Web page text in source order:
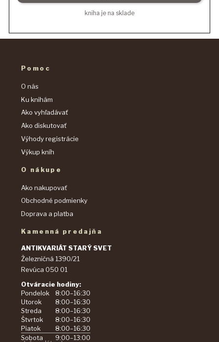
kniha je na sklade
Pomoc
O nás
Ku knihám
Ako vyhľadávať
Ako diskutovať
Výhody registrácie
Výkup kníh
O nákupe
Ako nakupovať
Obchodné podmienky
Doprava a platba
Kamenná predajňa
ANTIKVARIÁT STARÝ SVET
Železničná 1390/21
Revúca 050 01
Otváracie hodiny:
Pondelok
8:00–16:30
Utorok
8:00–16:30
Streda
8:00–16:30
Štvrtok
8:00–16:30
Piatok
8:00–16:30
Sobota
9:00–13:00